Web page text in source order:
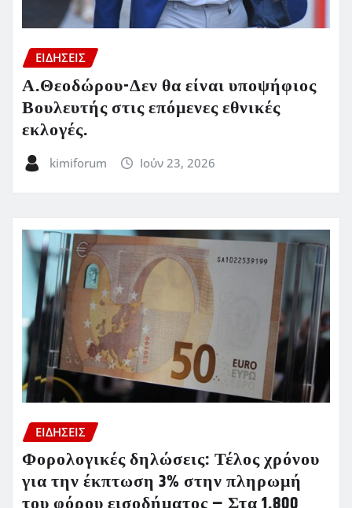
ΕΙΔΗΣΕΙΣ
Α.Θεοδώρου-Δεν θα είναι υποψήφιος
Βουλευτής στις επόμενες εθνικές
εκλογές.
kimiforum Ιούν 23, 2026
ΕΙΔΗΣΕΙΣ
Φορολογικές δηλώσεις: Τέλος χρόνου
για την έκπτωση 3% στην πληρωμή